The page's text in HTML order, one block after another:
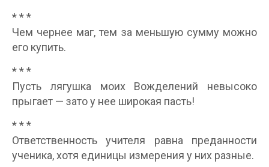
* * *
Чем чернее маг, тем за меньшую сумму можно
его купить.
* * *
Пусть лягушка моих Вожделений невысоко
прыгает — зато у нее широкая пасть!
* * *
Ответственность учителя равна преданности
ученика, хотя единицы измерения у них разные.